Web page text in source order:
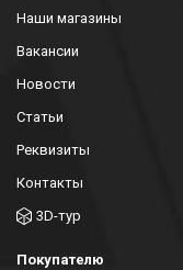
Наши магазины
Вакансии
Новости
Статьи
Реквизиты
Контакты
3D-тур
Покупателю